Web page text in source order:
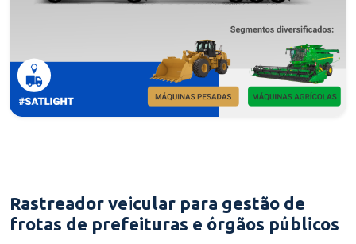
Rastreador veicular para gestão de
frotas de prefeituras e órgãos públicos